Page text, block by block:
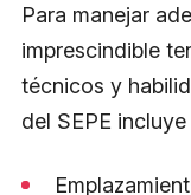
Para manejar
imprescindible
técnicos y
del SEPE